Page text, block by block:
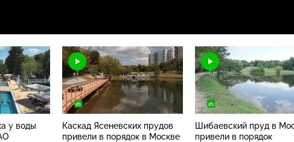
у воды
Каскад Ясеневских прудов
привели в порядок в Москве
Шибаевский пруд в
привели в порядок